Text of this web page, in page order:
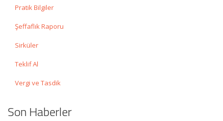
Pratik Bilgiler
Şeffaflık Raporu
Sirküler
Teklif Al
Vergi ve Tasdik
Son Haberler